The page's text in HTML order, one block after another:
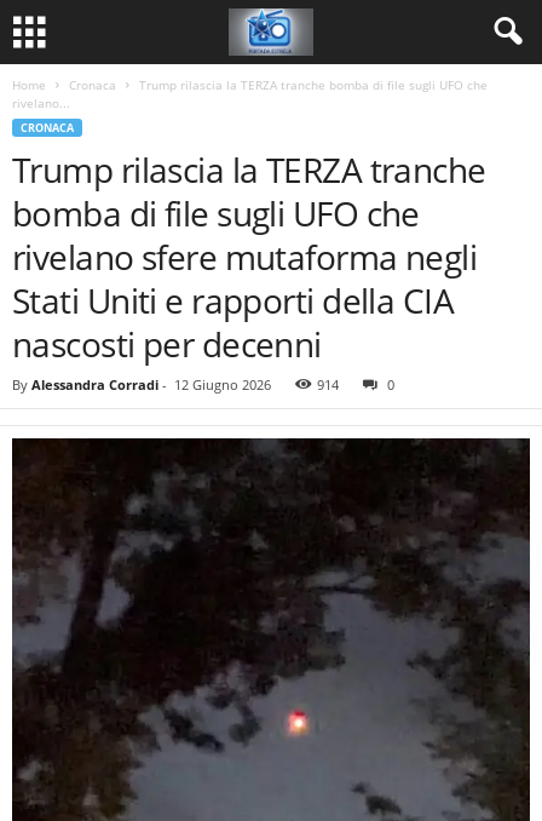
Home Cronaca
Trump rilascia la TERZA tranche bomba di file sugli UFO che
rivelano...
CRONACA
Trump rilascia la TERZA tranche
bomba di file sugli UFO che
rivelano sfere mutaforma negli
Stati Uniti e rapporti della CIA
nascosti per decenni
By Alessandra Corradi - 12 Giugno 2026 914 0